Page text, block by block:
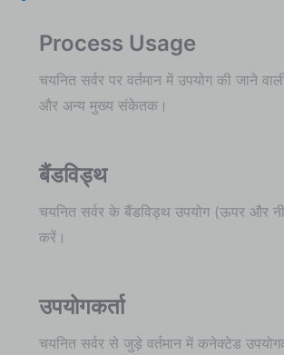
Process Usage
चयनित सर्वर पर वर्तमान में उपयोग की जाने
और अन्य मुख्य संकेतक।
बैंडविड्थ
चयनित सर्वर के बैंडविड्थ उपयोग (ऊपर और
करें।
उपयोगकर्ता
चयनित सर्वर से जुड़े वर्तमान में कनेक्टेड